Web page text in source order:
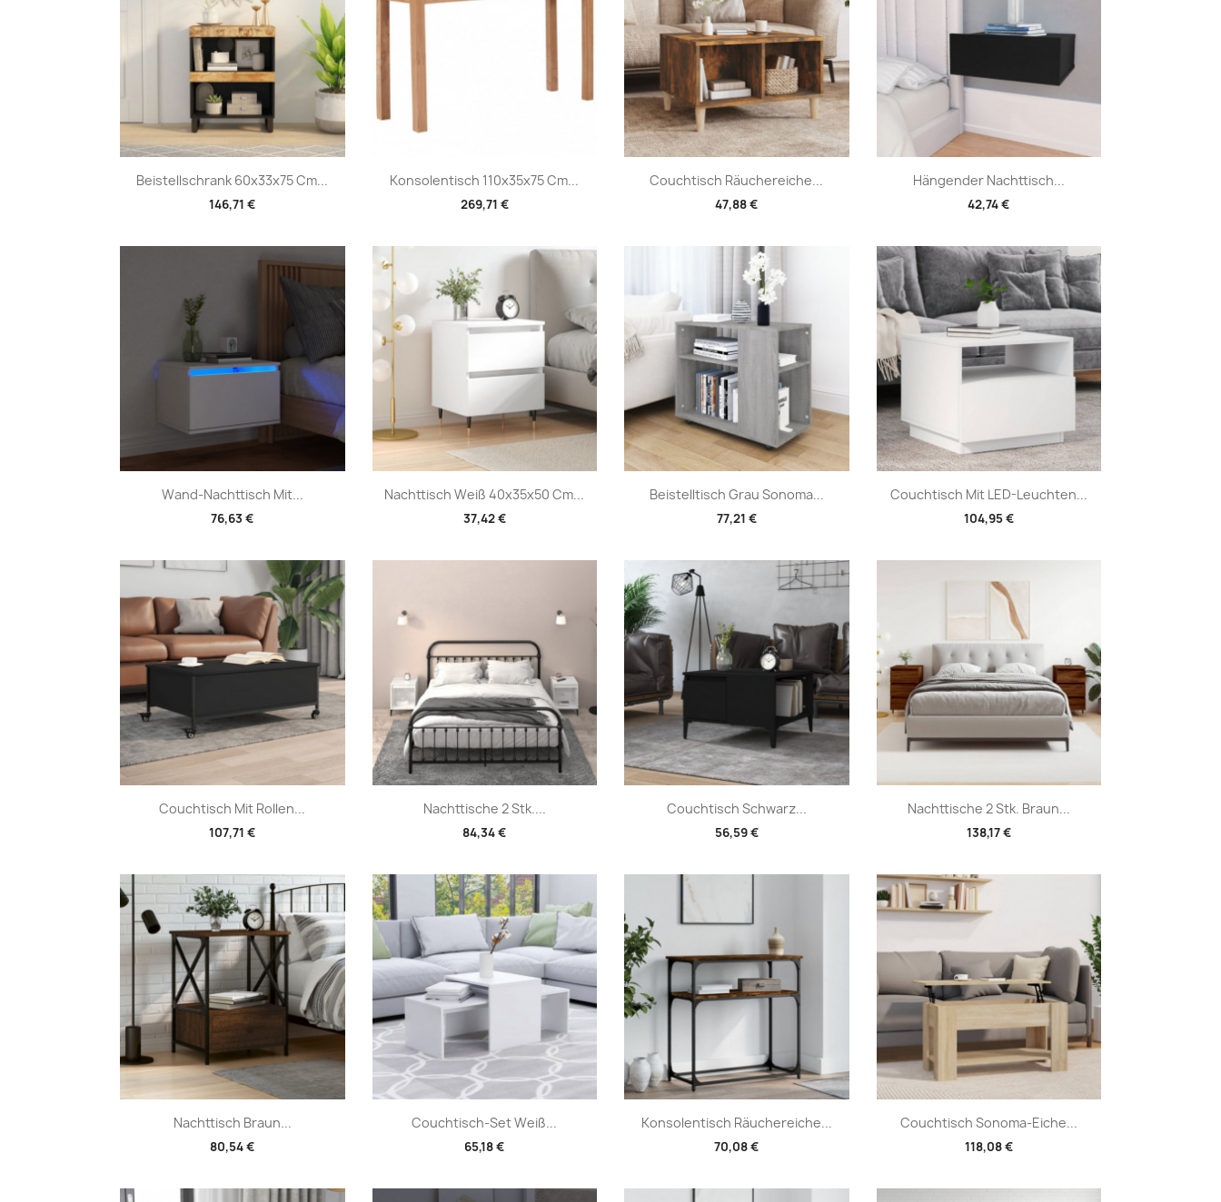
Beistellschrank 60x33x75 Cm...
146,71 €
Vorschau Konsolentisch 110x35x75 Cm...
269,71 €
Vorschau Couchtisch Räuchereiche...
47,88 €
Vorschau Hängender Nachttisch...
42,74 €
Vorschau
Wand-Nachttisch Mit...
76,63 €
Vorschau Nachttisch Weiß 40x35x50 Cm...
37,42 €
Vorschau Beistelltisch Grau Sonoma...
77,21 €
Vorschau Couchtisch Mit LED-Leuchten...
104,95 €
 Vorschau
Couchtisch Mit Rollen...
107,71 €
Vorschau Nachttische 2 Stk....
84,34 €
Vorschau Couchtisch Schwarz...
56,59 €
Vorschau Nachttische 2 Stk. Braun...
138,17 €
Vorschau
Nachttisch Braun...
80,54 €
Vorschau Couchtisch-Set Weiß...
65,18 €
Vorschau Konsolentisch Räuchereiche...
70,08 €
Vorschau Couchtisch Sonoma-Eiche...
118,08 €
Vorschau